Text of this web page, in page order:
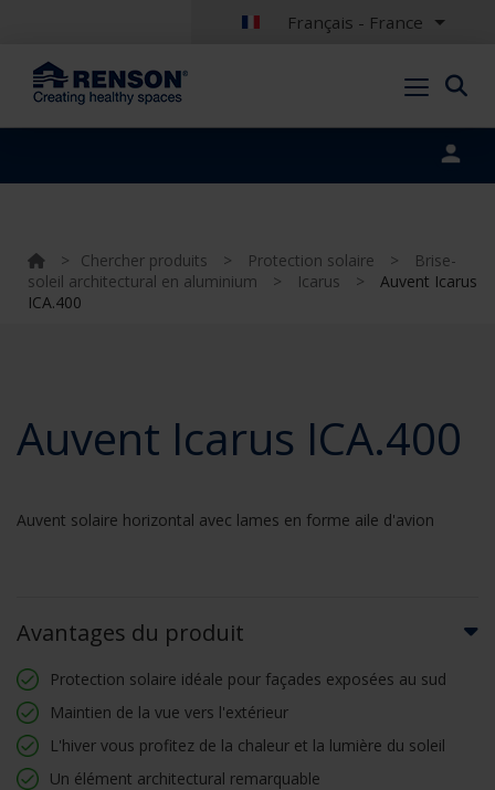
Français - France
> Chercher produits > Protection solaire >
Brise-
soleil architectural en aluminium
> Icarus >
Auvent Icarus
ICA.400
Auvent Icarus ICA.400
Auvent solaire horizontal avec lames en forme aile d'avion
Avantages du produit
Protection solaire idéale pour façades exposées au sud
Maintien de la vue vers l'extérieur
L'hiver vous profitez de la chaleur et la lumière du soleil
Un élément architectural remarquable